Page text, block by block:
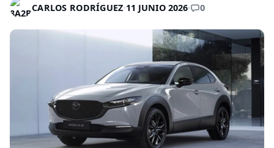
CARLOS RODRÍGUEZ·11 JUNIO 2026· 0